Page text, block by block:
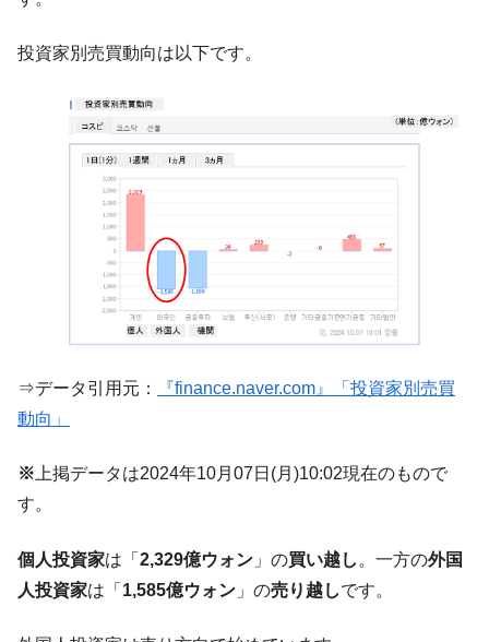
に韓国がいっちょがみしたのでは。
『Money1』
韓国政府『BYD』車への補助金を全廃 ⇒ 実
『Money1』
在韓米国大使スティールが着韓！⇒ さっそ
く空港に詰めかけ「出て行け！」「極右勢力」のプラカー
ドを掲げる「在韓反米勢力」
『Money1』
ータセンター整備」⇒ だから無理だってば。
『Money1』
JPモルガン「韓国レバレッジETFの清算は
ほぼ終わった」
韓国『国民年金公団』株価暴落で200兆蒸
『Money1』
韓国政府「ニセＫ-ブランドを通報しようキ
ャンペーン」⇒ あの名物教授も登場！
ぎ」では。
『Money1』
『Money1』
米国下院「韓国の公務員個人をターゲット
にぶん殴る法案」提出！⇒ クーパン問題は合衆国企業に対
投資家別売買動向は以下です。
⇒データ引用元：
『finance.naver.com』「投資家別売買
動向」
※上掲データは2024年10月07日(月)10:02現在のもので
す。
個人投資家は「 2,329億ウォン 」の買い越し 。一方の外国
人投資家は「 1,585億ウォン 」の売り越しです。